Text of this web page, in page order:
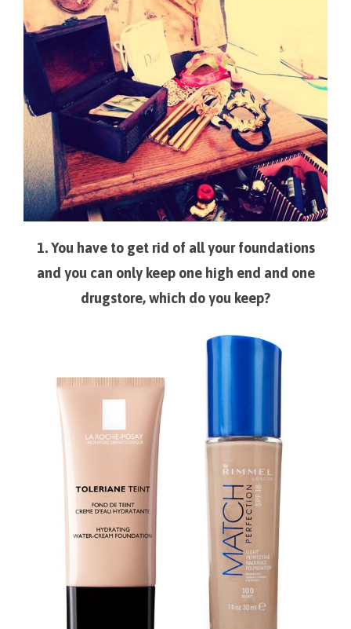
1. You have to get rid of all your foundations
and you can only keep one high end and one
drugstore, which do you keep?